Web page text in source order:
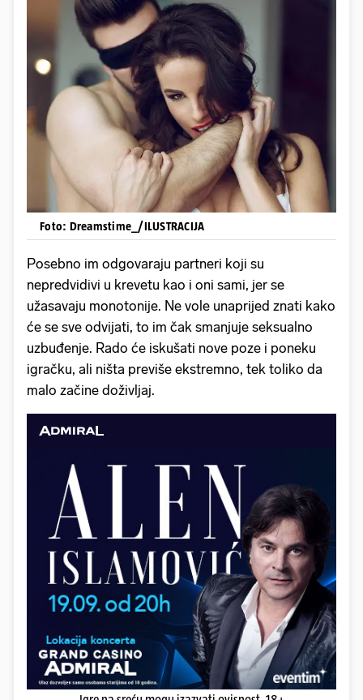
Foto: Dreamstime_/ILUSTRACIJA
Posebno im odgovaraju partneri koji su
nepredvidivi u krevetu kao i oni sami, jer se
užasavaju monotonije. Ne vole unaprijed znati kako
će se sve odvijati, to im čak smanjuje seksualno
uzbuđenje. Rado će iskušati nove poze i poneku
igračku, ali ništa previše ekstremno, tek toliko da
malo začine doživljaj.